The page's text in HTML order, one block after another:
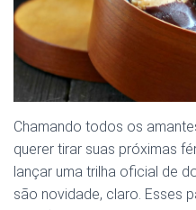
Chamando todos os
querer tirar suas próximas
lançar uma trilha oficial de
são novidade, claro. Esses